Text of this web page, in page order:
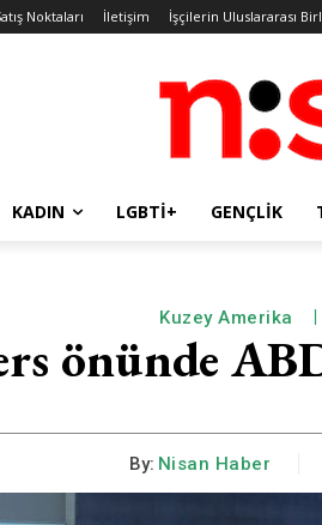
Noktaları İletişim İşçilerin Uluslararası
KADIN LGBTİ+ GENÇLIK
Kuzey Amerika
önünde
By: Nisan Haber